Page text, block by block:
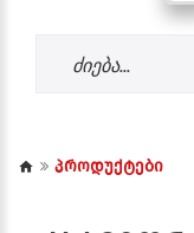
პროდუქტები